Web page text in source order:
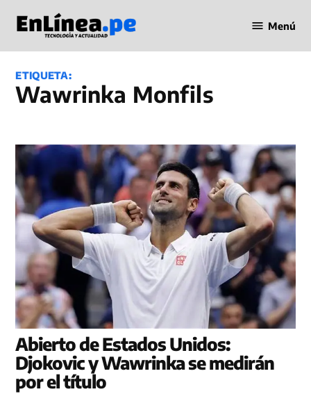
contenido
en Línea
Menú
ETIQUETA:
Wawrinka Monfils
Abierto de Estados Unidos:
Djokovic y Wawrinka se medirán
por el título